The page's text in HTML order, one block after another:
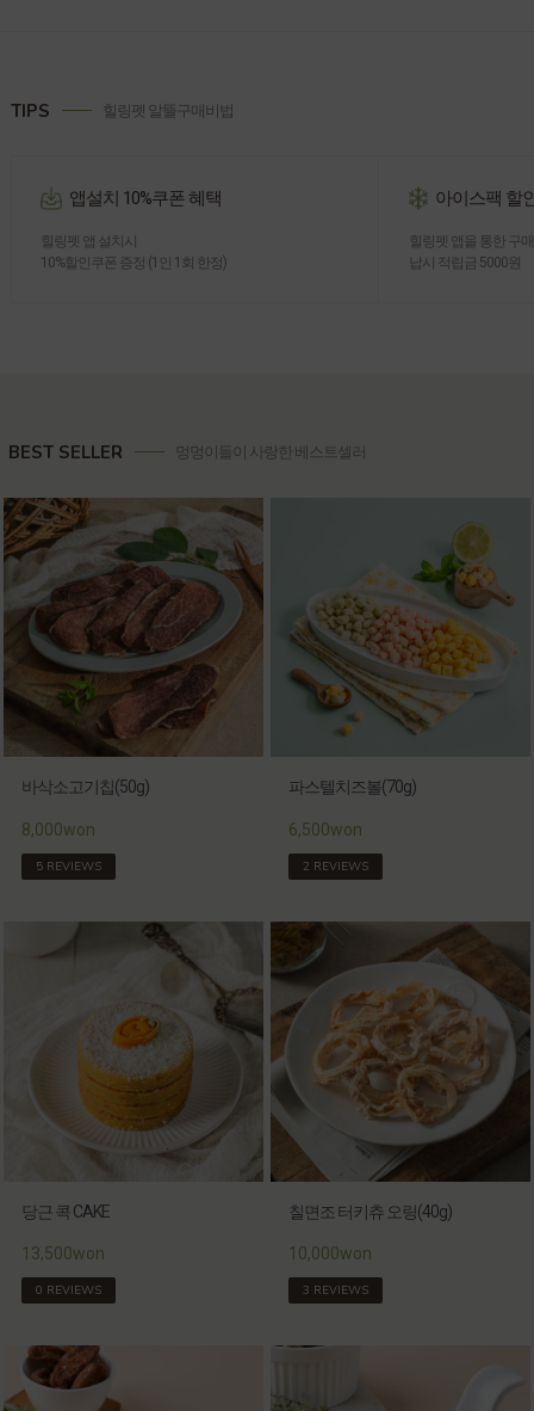
TIPS 힐링펫 알뜰구매비법
앱설치 10%쿠폰 혜택
힐링펫 앱 설치시
10%할인쿠폰 증정 (1인 1회 한정)
아이스팩 할
힐링펫 앱을 통한 구
납시 적립금 5000원
BEST SELLER 멍멍이들이 사랑한 베스트셀러
바삭소고기칩(50g)
8,000won
5 REVIEWS
파스텔치즈볼(70g)
6,500won
2 REVIEWS
당근 콕 CAKE
13,500won
0 REVIEWS
칠면조 터키츄 오링(40g)
10,000won
3 REVIEWS